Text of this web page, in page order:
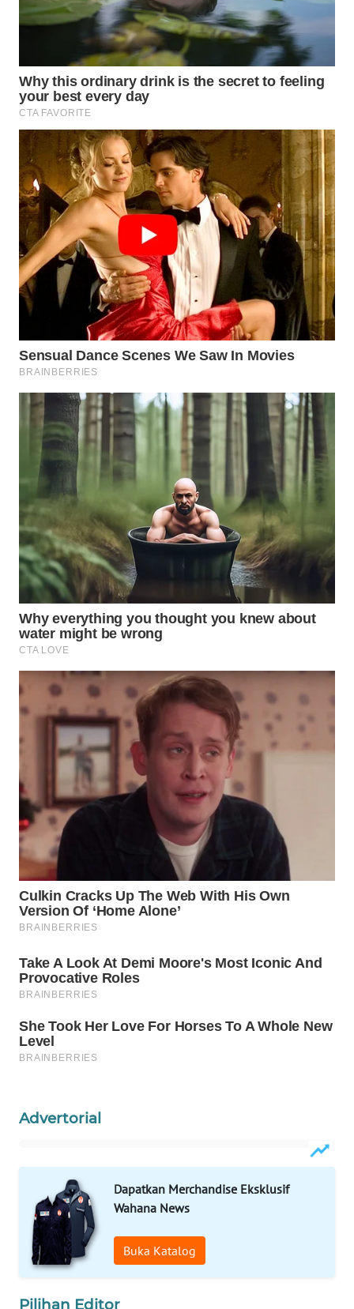
Advertorial
Dapatkan Merchandise Eksklusif
Wahana News
Buka Katalog
Pilihan Editor
TRAVEL
TV
WAHANANEWS
WAHANANEWS
CO ID
WAHANANEWS
NET
WAHANA
SPORT
WAHANA
UMKM
WAHANA
SELEB
WAHANA
PERSONA
WAHANA
OTOMOTIF
WAHANA
HEALTH
WAHANA
DESA
WISATA
LAPAK
WAHANA
Wahana
Network
KONSUMEN
LISTRIK
MASYARAKAT
KELISTRIKAN
ID
MAWAKA
MARTABAT
PLN
LPKKI
LKKI
KOPEKLIN